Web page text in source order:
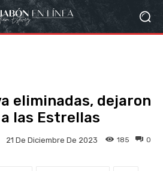
eliminadas, dejaron
las Estrellas
21 De Diciembre De 2023 0
185